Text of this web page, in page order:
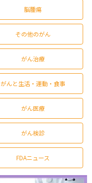
脳腫瘍
その他のがん
がん治療
がんと生活・運動・食事
がん医療
がん検診
FDAニュース